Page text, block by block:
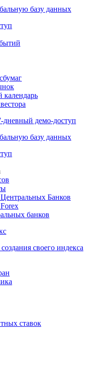
CDS
дневный
базу данных
дневный
базу данных
Банков
банков
своего индекса
ставок